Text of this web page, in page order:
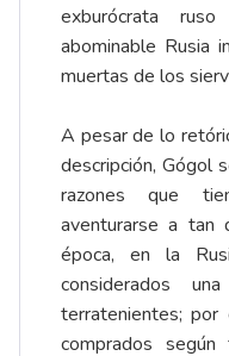
exburócrata
abominable Rusia
muertas de los
A pesar de lo
descripción, Gógol
razones que
aventurarse a tan
época, en la
considerados
terratenientes;
comprados